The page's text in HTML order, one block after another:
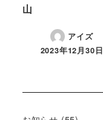
山
アイズ
2023年12月30日